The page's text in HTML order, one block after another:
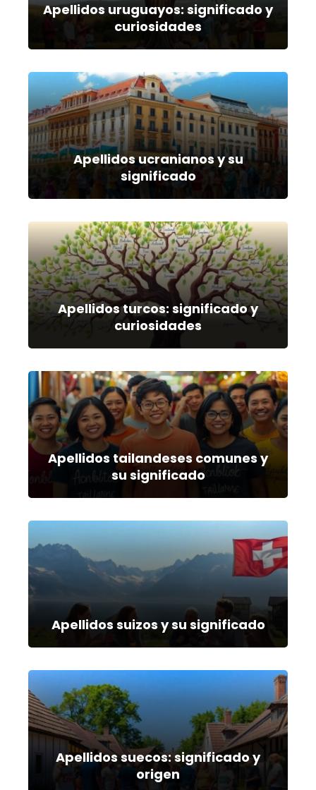
Apellidos uruguayos: significado y
curiosidades
Apellidos ucranianos y su
significado
Apellidos turcos: significado y
curiosidades
Apellidos tailandeses comunes y
su significado
Apellidos suizos y su significado
Apellidos suecos: significado y
origen